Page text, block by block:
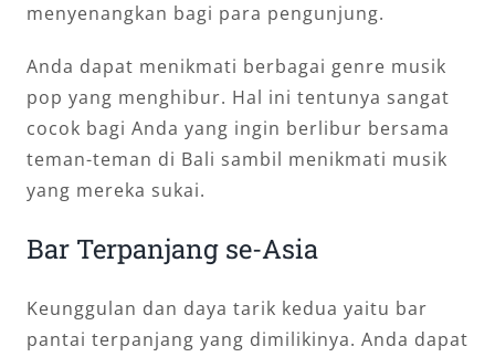
menyenangkan bagi para pengunjung.
Anda dapat menikmati berbagai genre musik
pop yang menghibur. Hal ini tentunya sangat
cocok bagi Anda yang ingin berlibur bersama
teman-teman di Bali sambil menikmati musik
yang mereka sukai.
Bar Terpanjang se-Asia
Keunggulan dan daya tarik kedua yaitu bar
pantai terpanjang yang dimilikinya. Anda dapat